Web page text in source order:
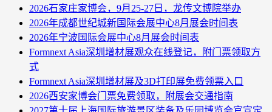
2026石家庄家博会，9月25-27日，龙传文博院举办
2026年成都世纪城新国际会展中心8月展会时间表
2026年宁波国际会展中心8月展会时间表
Formnext Asia深圳增材展观众在线登记，附门票领取方
式
Formnext Asia深圳增材展及3D打印展免费领票入口
2026西安家博会门票免费领取，附展会交通指南